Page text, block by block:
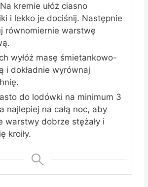
kremie ułóż ciasno
i lekko je dociśnij. Następnie
równomiernie warstwę
wyłóż masę śmietankowo-
i dokładnie wyrównaj
do lodówki na minimum 3
najlepiej na całą noc, aby
warstwy dobrze stężały i
kroiły.